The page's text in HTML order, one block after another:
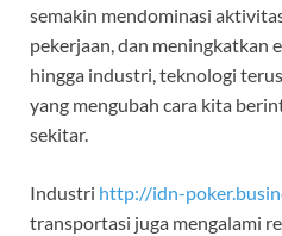
semakin mendominasi
pekerjaan, dan meningkatkan
hingga industri, teknologi
yang mengubah cara kita
sekitar.
Industri http://idn-
transportasi juga mengalami